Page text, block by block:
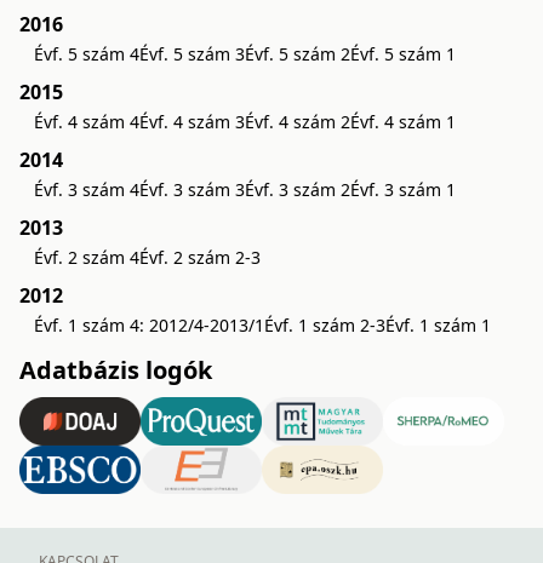
2016
Évf. 5 szám 4Évf. 5 szám 3Évf. 5 szám 2Évf. 5 szám 1
2015
Évf. 4 szám 4Évf. 4 szám 3Évf. 4 szám 2Évf. 4 szám 1
2014
Évf. 3 szám 4Évf. 3 szám 3Évf. 3 szám 2Évf. 3 szám 1
2013
Évf. 2 szám 4Évf. 2 szám 2-3
2012
Évf. 1 szám 4: 2012/4-2013/1 Évf. 1 szám 2-3Évf. 1 szám 1
Adatbázis logók